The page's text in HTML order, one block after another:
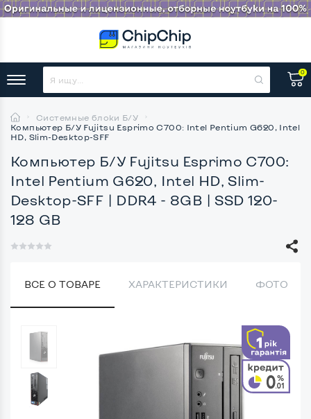
0
Системные блоки Б/У
Компьютер Б/У Fujitsu Esprimo C700: Intel Pentium G620, Intel
HD, Slim-Desktop-SFF
Компьютер Б/У Fujitsu Esprimo C700:
Intel Pentium G620, Intel HD, Slim-
Desktop-SFF | DDR4 - 8GB | SSD 120-
128 GB
ВСЕ О ТОВАРЕ ХАРАКТЕРИСТИКИ ФОТО